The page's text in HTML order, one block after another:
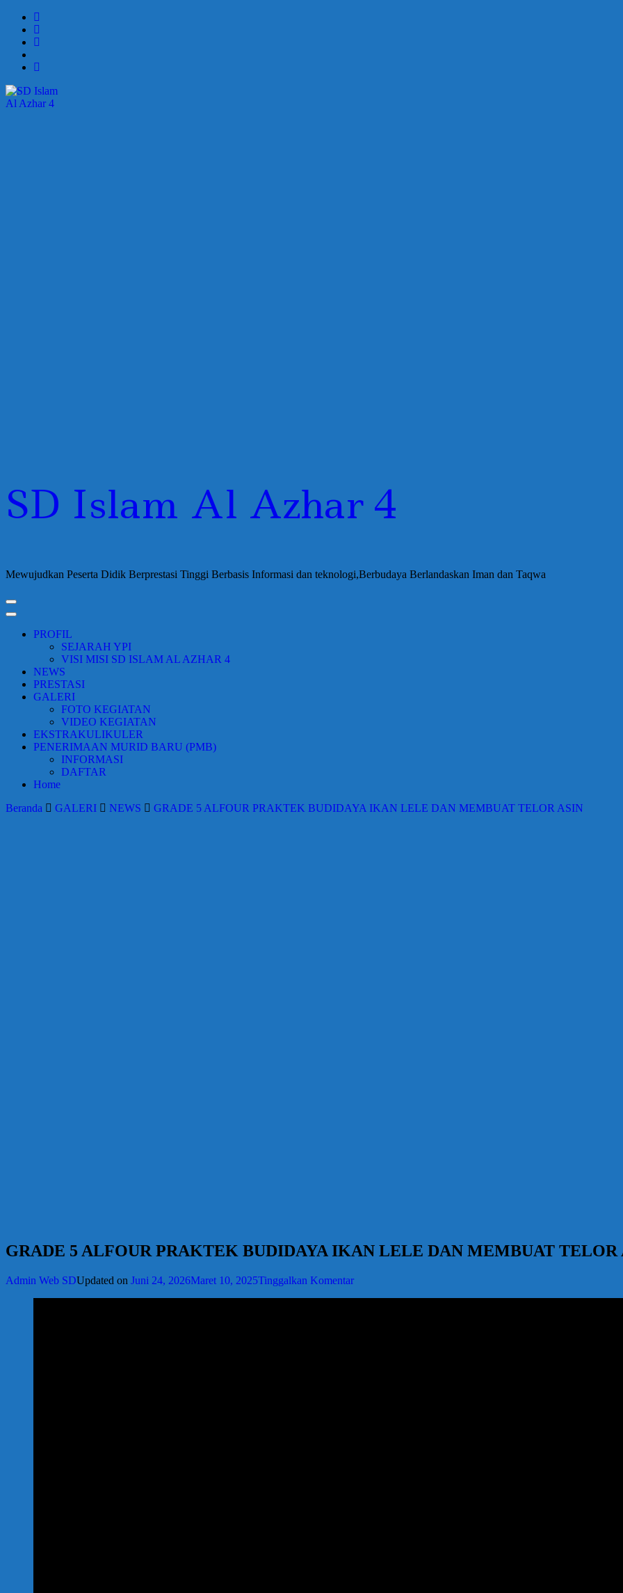
SD Islam Al Azhar 4
Mewujudkan Peserta Didik Berprestasi Tinggi Berbasis Informasi dan teknologi,Berbudaya Berlandaskan Iman dan Taqwa
PROFIL
SEJARAH YPI
VISI MISI SD ISLAM AL AZHAR 4
NEWS
PRESTASI
GALERI
FOTO KEGIATAN
VIDEO KEGIATAN
EKSTRAKULIKULER
PENERIMAAN MURID BARU (PMB)
INFORMASI
DAFTAR
Home
Beranda
GALERI NEWS GRADE 5 ALFOUR PRAKTEK BUDIDAYA IKAN LELE DAN MEMBUAT TELOR ASIN
GRADE 5 ALFOUR PRAKTEK BUDIDAYA IKAN LELE DAN MEMBUAT TELOR
Admin Web SDUpdated on Juni 24, 2026Maret 10, 2025Tinggalkan Komentar